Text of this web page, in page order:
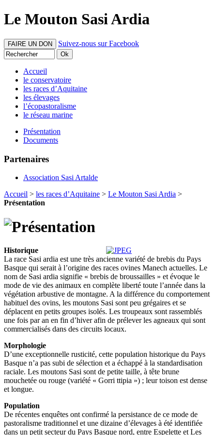
Le Mouton Sasi Ardia
FAIRE UN DON Suivez-nous sur Facebook
Accueil
le conservatoire
les races d’Aquitaine
les élevages
l’écopastoralisme
le réseau marine
Présentation
Documents
Partenaires
Association Sasi Artalde
Accueil > les races d’Aquitaine > Le Mouton Sasi Ardia >
Présentation
Historique
La race Sasi ardia est une très ancienne variété de brebis du Pays
Basque qui serait à l’origine des races ovines Manech actuelles. Le
nom de Sasi ardia signifie « brebis de broussailles » et évoque le
mode de vie des animaux en complète liberté toute l’année dans la
végétation arbustive de montagne. A la différence du comportement
habituel des ovins, les moutons Sasi sont peu grégaires et se
déplacent en petits groupes isolés. Les troupeaux sont rassemblés
une fois par an en fin d’hiver afin de prélever les agneaux qui sont
commercialisés dans des circuits locaux.
Morphologie
D’une exceptionnelle rusticité, cette population historique du Pays
Basque n’a pas subi de sélection et a échappé à la standardisation
raciale. Les moutons Sasi sont de petite taille, à tête brune
mouchetée ou rouge (variété « Gorri ttipia ») ; leur toison est dense
et longue.
Population
De récentes enquêtes ont confirmé la persistance de ce mode de
pastoralisme traditionnel et une dizaine d’élevages à été identifiée
dans un petit secteur du Pays Basque nord, entre Espelette et Les